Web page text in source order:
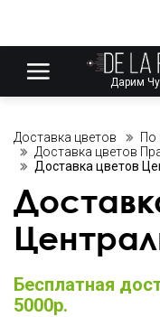
Дарим
Доставка цветов
По
Доставка цветов
Доставка цветов
Бесплатная
5000р.